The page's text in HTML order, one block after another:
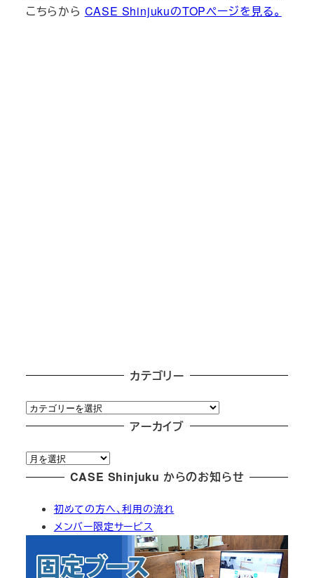
こちらから CASE ShinjukuのTOPページを見る。
カテゴリー
カ
テ
リ
ー
アーカイブ
ア
ー
CASE Shinjuku からのお知らせ
初めての方へ、利用の流れ
メンバー限定サービス